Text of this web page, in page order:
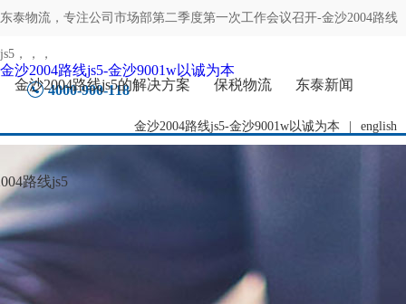
东泰物流，专注公司市场部第二季度第一次工作会议召开-金沙2004路线
js5 ，，，
4000-900-118
金沙2004路线js5-金沙9001w以诚为本 english
金沙2004路线js5-金沙9001w以诚为本
金沙2004路线js5的解决方案
保税物流 东泰新闻
路线js5